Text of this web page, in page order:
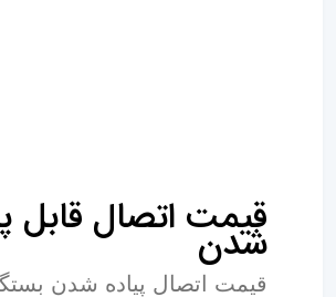
قیمت اتصال قابل
شدن
قیمت اتصال پیاده شدن